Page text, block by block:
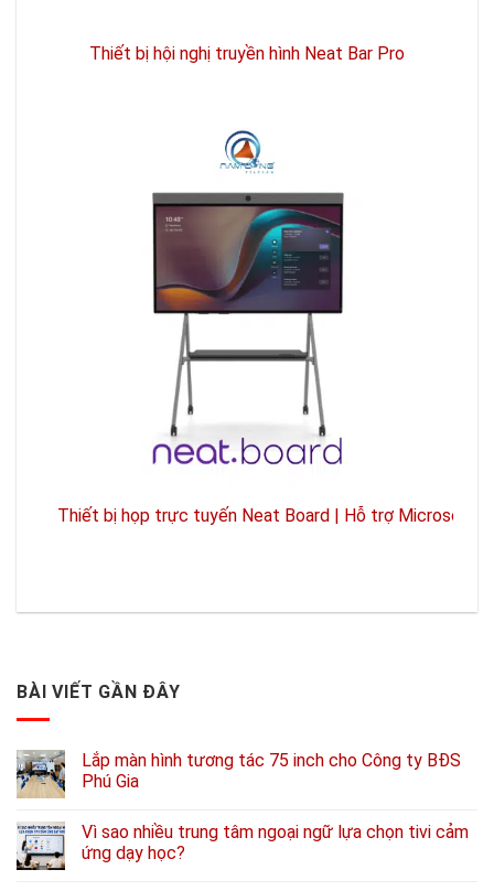
Thiết bị hội nghị truyền hình Neat Bar Pro
Thiết bị họp trực tuyến Neat Board | Hỗ trợ Microsoft
BÀI VIẾT GẦN ĐÂY
Lắp màn hình tương tác 75 inch cho Công ty BĐS
Phú Gia
Vì sao nhiều trung tâm ngoại ngữ lựa chọn tivi cảm
ứng dạy học?